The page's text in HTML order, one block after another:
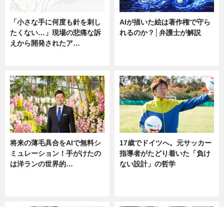
「小さな手に何度も針を刺し
たくない…」現場の悲痛な訴
えから開発されたア…
AIが描いた絵は著作権で守ら
れるのか？│弁護士が解説
将来の薄毛具合をAIで無料シ
ミュレーション！手がけたの
は洋ランの世界的…
17歳でドイツへ。元サッカー
指導者がたどり着いた「負け
ない設計」の哲学